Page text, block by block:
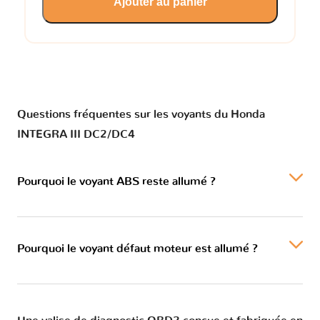
Questions fréquentes sur les voyants du Honda
INTEGRA III DC2/DC4
Pourquoi le voyant ABS reste allumé ?
Pourquoi le voyant défaut moteur est allumé ?